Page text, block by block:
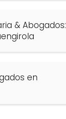
& Abogados:
en